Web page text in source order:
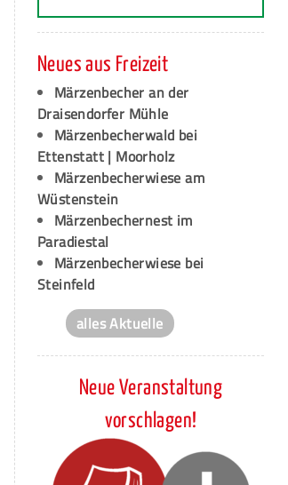
Neues aus Freizeit
Märzenbecher an der
Draisendorfer Mühle
Märzenbecherwald bei
Ettenstatt | Moorholz
Märzenbecherwiese am
Wüstenstein
Märzenbechernest im
Paradiestal
Märzenbecherwiese bei
Steinfeld
alles Aktuelle
Neue Veranstaltung
vorschlagen!